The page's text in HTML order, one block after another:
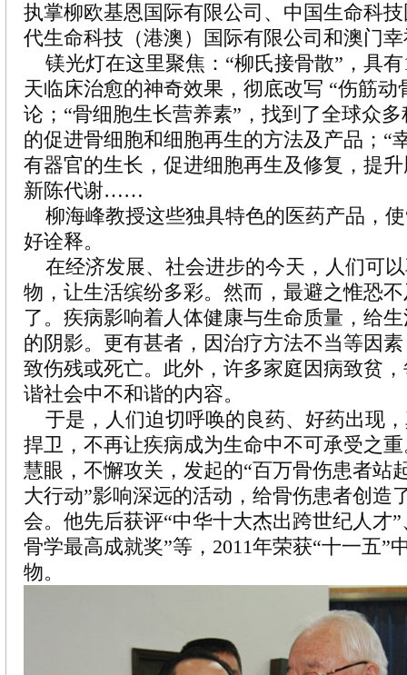
执掌柳欧基恩国际有限公司、中国生命科
代生命科技（港澳）国际有限公司和澳门
镁光灯在这里聚焦：“柳氏接骨散”，具有
天临床治愈的神奇效果，彻底改写 “伤筋动
论；“骨细胞生长营养素”，找到了全球众
的促进骨细胞和细胞再生的方法及产品；“
有器官的生长，促进细胞再生及修复，提
新陈代谢……
柳海峰教授这些独具特色的医药产品，使
好诠释。
在经济发展、社会进步的今天，人们可
物，让生活缤纷多彩。然而，最避之惟恐
了。疾病影响着人体健康与生命质量，给
的阴影。更有甚者，因治疗方法不当等因
致伤残或死亡。此外，许多家庭因病致贫
谐社会中不和谐的内容。
于是，人们迫切呼唤的良药、好药出现
捍卫，不再让疾病成为生命中不可承受之
慧眼，不懈攻关，发起的“百万骨伤患者
大行动”影响深远的活动，给骨伤患者创造
会。他先后获评“中华十大杰出跨世纪人才
骨学最高成就奖”等，2011年荣获“十一五”
物。